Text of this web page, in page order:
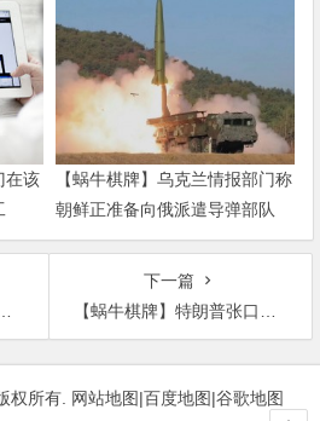
在该
【蜗牛棋牌】乌克兰情报部门称
朝鲜正准备向俄派遣导弹部队
下一篇
【蜗牛棋牌】特朗普张口就来：若拜登当选 中国将统治美国
所有. 网站地图|百度地图|谷歌地图